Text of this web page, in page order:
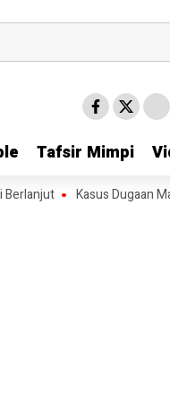
Tafsir Mimpi
Tafsir Mimpi
Kasus Dugaan